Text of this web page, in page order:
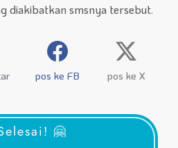
diakibatkan smsnya tersebut.
pos ke FB pos ke X
🤗